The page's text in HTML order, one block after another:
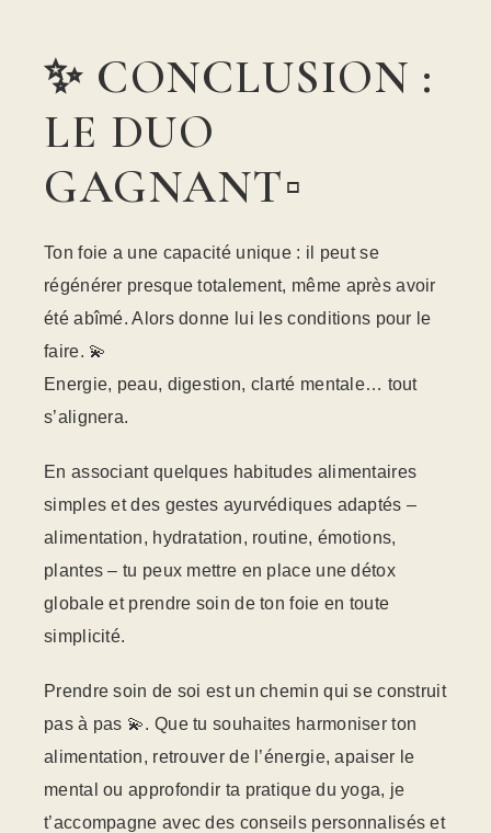
✨ CONCLUSION :
LE DUO
GAGNANT▫️
Ton foie a une capacité unique : il peut se
régénérer presque totalement, même après avoir
été abîmé. Alors donne lui les conditions pour le
faire. 💫
Energie, peau, digestion, clarté mentale… tout
s’alignera.
En associant quelques habitudes alimentaires
simples et des gestes ayurvédiques adaptés –
alimentation, hydratation, routine, émotions,
plantes – tu peux mettre en place une détox
globale et prendre soin de ton foie en toute
simplicité.
Prendre soin de soi est un chemin qui se construit
pas à pas 💫. Que tu souhaites harmoniser ton
alimentation, retrouver de l’énergie, apaiser le
mental ou approfondir ta pratique du yoga, je
t’accompagne avec des conseils personnalisés et